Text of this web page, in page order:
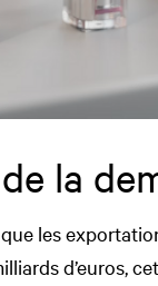
la
les
d’euros,